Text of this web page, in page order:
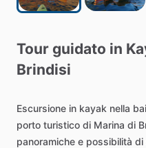
Tour guidato in
Brindisi
Escursione in kayak nella
porto turistico di Marina di
panoramiche e possibilità di